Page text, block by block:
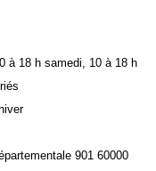
à 18 h samedi, 10 à 18 h
901 60000